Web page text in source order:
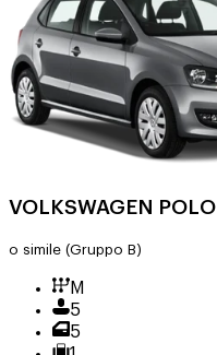
VOLKSWAGEN POLO
o simile (Gruppo B)
M
5
5